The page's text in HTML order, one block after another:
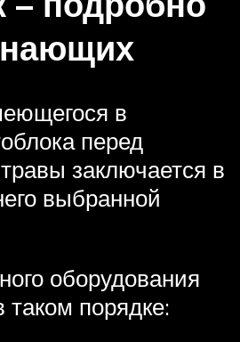
в
перед
заключается в
выбранной
оборудования
таком порядке: